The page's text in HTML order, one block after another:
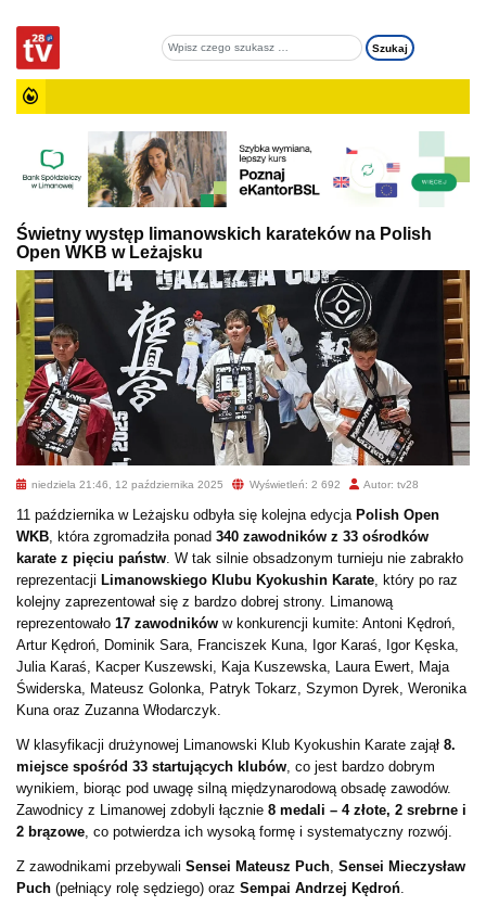
Świetny występ limanowskich karateków na Polish
Open WKB w Leżajsku
niedziela 21:46, 12 października 2025 Wyświetleń: 2 692 Autor: tv28
11 października w Leżajsku odbyła się kolejna edycja Polish Open
WKB , która zgromadziła ponad 340 zawodników z 33 ośrodków
karate z pięciu państw . W tak silnie obsadzonym turnieju nie zabrakło
reprezentacji Limanowskiego Klubu Kyokushin Karate , który po raz
kolejny zaprezentował się z bardzo dobrej strony. Limanową
reprezentowało 17 zawodników w konkurencji kumite: Antoni Kędroń,
Artur Kędroń, Dominik Sara, Franciszek Kuna, Igor Karaś, Igor Kęska,
Julia Karaś, Kacper Kuszewski, Kaja Kuszewska, Laura Ewert, Maja
Świderska, Mateusz Golonka, Patryk Tokarz, Szymon Dyrek, Weronika
Kuna oraz Zuzanna Włodarczyk.
W klasyfikacji drużynowej Limanowski Klub Kyokushin Karate zajął 8.
miejsce spośród 33 startujących klubów , co jest bardzo dobrym
wynikiem, biorąc pod uwagę silną międzynarodową obsadę zawodów.
Zawodnicy z Limanowej zdobyli łącznie 8 medali – 4 złote, 2 srebrne i
2 brązowe , co potwierdza ich wysoką formę i systematyczny rozwój.
Z zawodnikami przebywali Sensei Mateusz Puch Sensei Mieczysław
Puch (pełniący rolę sędziego) oraz Sempai Andrzej Kędroń